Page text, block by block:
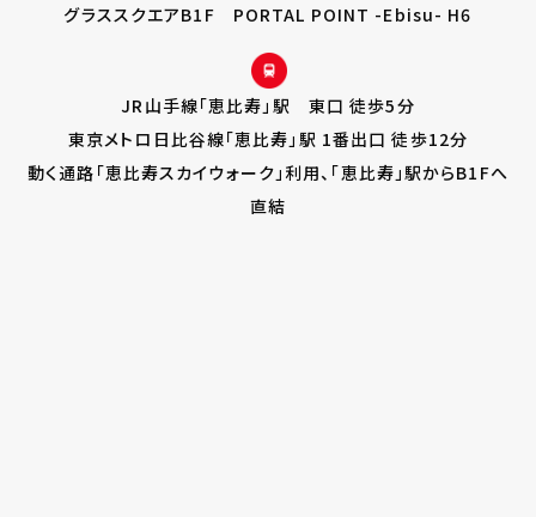
グラススクエアB1F PORTAL POINT -Ebisu- H6
JR山手線「恵比寿」駅 東口 徒歩5分
東京メトロ日比谷線「恵比寿」駅 1番出口 徒歩12分
動く通路「恵比寿スカイウォーク」利用、「恵比寿」駅からB1Fへ
直結